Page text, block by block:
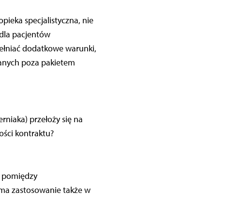
specjalistyczna, nie
pacjentów
dodatkowe warunki,
poza pakietem
przełoży się na
kontraktu?
zastosowanie także w